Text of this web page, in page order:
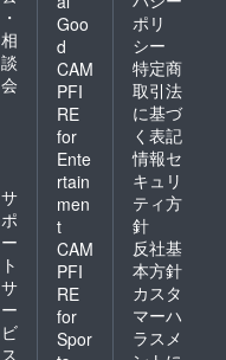
・
相
談
会
サ
ポ
ー
ト
サ
ー
ビ
ス
Goo
d
CAM
PFI
RE
for
Ente
rtain
men
t
CAM
PFI
RE
for
Spor
ポリ
シー
特定商
取引法
に基づ
く表記
情報セ
キュリ
ティ方
針
反社基
本方針
カスタ
マーハ
ラスメ